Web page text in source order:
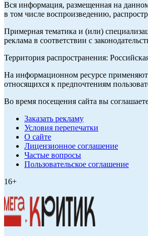
Вся информация, размещенная на
в том числе воспроизведению,
Примерная тематика и (или)
реклама в соответствии с
Территория распространения:
На информационном ресурсе
относящихся к предпочтениям
Во время посещения сайта вы
Заказать рекламу
Условия перепечатки
О сайте
Лицензионное соглашение
Частые вопросы
Пользовательское соглашение
16+